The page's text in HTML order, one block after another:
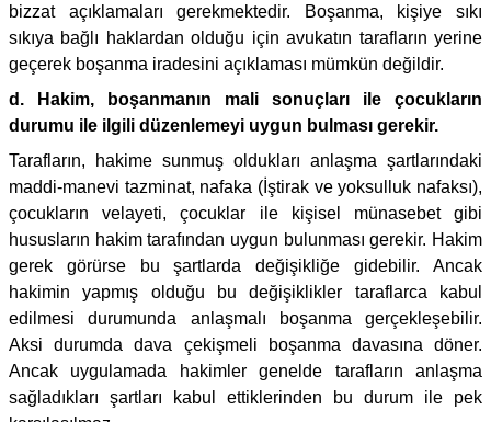
bizzat açıklamaları gerekmektedir. Boşanma, kişiye sıkı
sıkıya bağlı haklardan olduğu için avukatın tarafların yerine
geçerek boşanma iradesini açıklaması mümkün değildir.
d. Hakim, boşanmanın mali sonuçları ile çocukların
durumu ile ilgili düzenlemeyi uygun bulması gerekir.
Tarafların, hakime sunmuş oldukları anlaşma şartlarındaki
maddi-manevi tazminat, nafaka (İştirak ve yoksulluk nafaksı),
çocukların velayeti, çocuklar ile kişisel münasebet gibi
hususların hakim tarafından uygun bulunması gerekir. Hakim
gerek görürse bu şartlarda değişikliğe gidebilir. Ancak
hakimin yapmış olduğu bu değişiklikler taraflarca kabul
edilmesi durumunda anlaşmalı boşanma gerçekleşebilir.
Aksi durumda dava çekişmeli boşanma davasına döner.
Ancak uygulamada hakimler genelde tarafların anlaşma
sağladıkları şartları kabul ettiklerinden bu durum ile pek